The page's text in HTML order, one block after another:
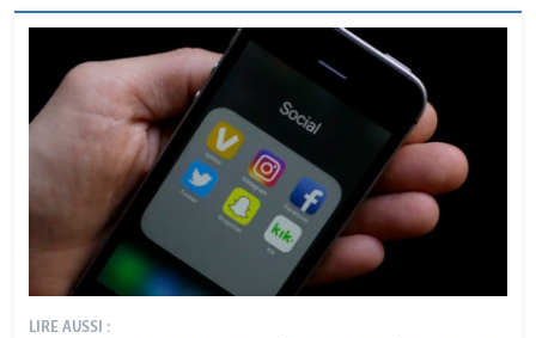
LIRE AUSSI :